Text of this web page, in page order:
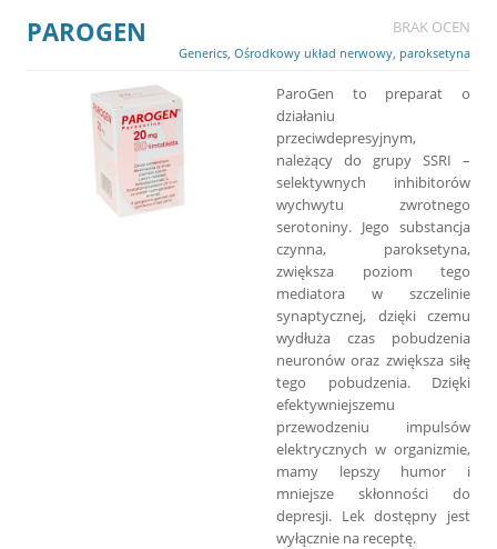
PAROGEN BRAK OCEN
Generics Ośrodkowy układ nerwowy paroksetyna
ParoGen to preparat o
działaniu
przeciwdepresyjnym,
należący do grupy SSRI –
selektywnych inhibitorów
wychwytu zwrotnego
serotoniny. Jego substancja
czynna, paroksetyna,
zwiększa poziom tego
mediatora w szczelinie
synaptycznej, dzięki czemu
wydłuża czas pobudzenia
neuronów oraz zwiększa siłę
tego pobudzenia. Dzięki
efektywniejszemu
przewodzeniu impulsów
elektrycznych w organizmie,
mamy lepszy humor i
mniejsze skłonności do
depresji. Lek dostępny jest
wyłącznie na receptę.